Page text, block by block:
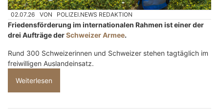
02.07.26 VON POLIZEI.NEWS REDAKTION
Friedensförderung im internationalen Rahmen ist einer der
drei Aufträge derSchweizer Armee.
Rund 300 Schweizerinnen und Schweizer stehen tagtäglich im
freiwilligen Auslandeinsatz.
Weiterlesen